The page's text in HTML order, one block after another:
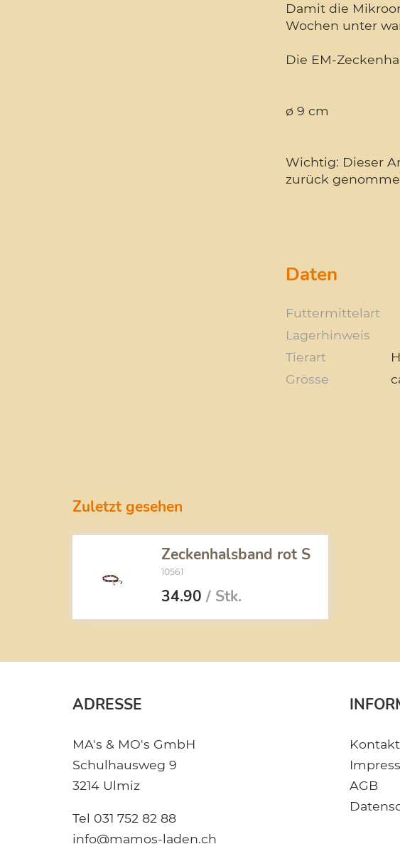
Damit die
Wochen unter
Die EM-
ø 9 cm
Wichtig: Dieser
zurück
Daten
Futtermittelart
Lagerhinweis
Tierart
Grösse
Zuletzt gesehen
Zeckenhalsband rot S
10561
34.90 / Stk.
ADRESSE
MA's & MO's GmbH
Schulhausweg 9
3214 Ulmiz
Tel 031 752 82 88
info@mamos-laden.ch
Kontakt
AGB